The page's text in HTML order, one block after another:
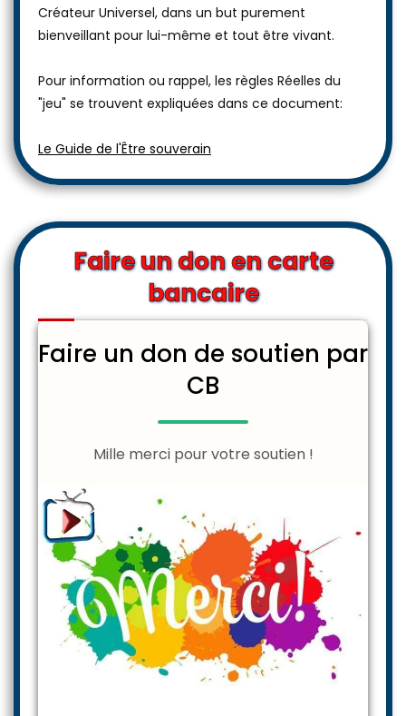
Créateur Universel, dans un but purement
bienveillant pour lui-même et tout être vivant.
Pour information ou rappel, les règles Réelles du
"jeu" se trouvent expliquées dans ce document:
Le Guide de l'Être souverain
Faire un don en carte
bancaire
Faire un don de soutien par
CB
Mille merci pour votre soutien !